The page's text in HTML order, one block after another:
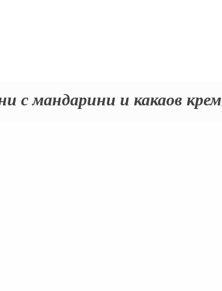
с мандарини и какаов крем